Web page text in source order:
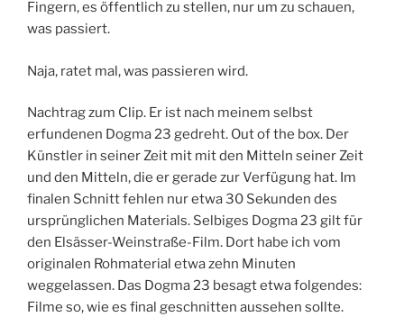
Fingern, es öffentlich zu stellen, nur um zu schauen,
was passiert.
Naja, ratet mal, was passieren wird.
Nachtrag zum Clip. Er ist nach meinem selbst
erfundenen Dogma 23 gedreht. Out of the box. Der
Künstler in seiner Zeit mit mit den Mitteln seiner Zeit
und den Mitteln, die er gerade zur Verfügung hat. Im
finalen Schnitt fehlen nur etwa 30 Sekunden des
ursprünglichen Materials. Selbiges Dogma 23 gilt für
den Elsässer-Weinstraße-Film. Dort habe ich vom
originalen Rohmaterial etwa zehn Minuten
weggelassen. Das Dogma 23 besagt etwa folgendes:
Filme so, wie es final geschnitten aussehen sollte.